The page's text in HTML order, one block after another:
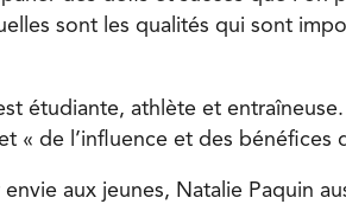
sont les qualités qui sont
étudiante, athlète et
« de l’influence et des bénéfices
aux jeunes, Natalie Paquin